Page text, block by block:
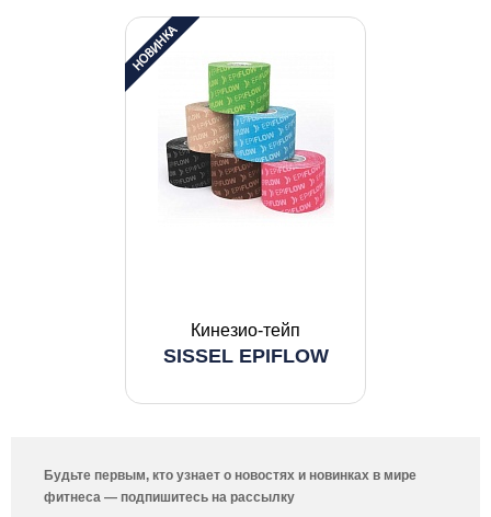
Кинезио-тейп
SISSEL EPIFLOW
Будьте первым, кто узнает о новостях и новинках в мире
фитнеса — подпишитесь на рассылку